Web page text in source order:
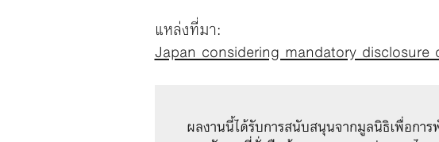
แหล่งที่มา:
Japan considering mandatory
ผลงานนี้ได้รับการสนับสนุนจากมูลนิธิเพื่อการ